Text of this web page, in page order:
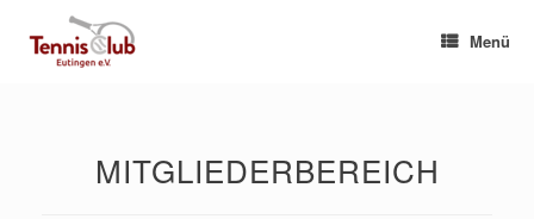
Inhalt
springen
Menü
MITGLIEDERBEREICH